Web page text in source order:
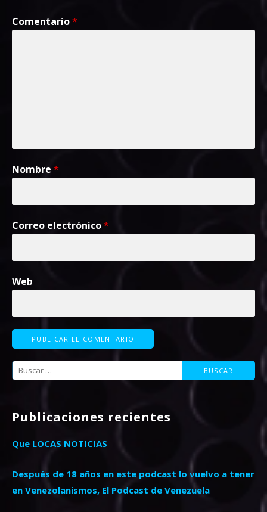
Comentario*
Nombre *
Correo electrónico*
Web
Buscar:
Publicaciones recientes
Que LOCAS NOTICIAS
Después de 18 años en este podcast lo vuelvo a tener
en Venezolanismos, El Podcast de Venezuela